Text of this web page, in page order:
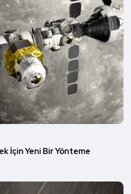
İçin Yeni Bir Yönteme